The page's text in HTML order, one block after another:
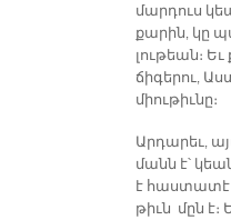
մար­դուս
քա­րին, կը
լու­թեան։
ճի­գե­րու,
միու­թիւ­նը։
Ար­դա­րեւ,
մանն է՝
է հաս­տա­տէ
թիւն մըն